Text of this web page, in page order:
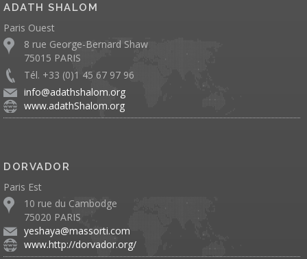
ADATH SHALOM
Paris Ouest
8 rue George-Bernard Shaw
75015 PARIS
Tél. +33 (0)1 45 67 97 96
info@adathshalom.org
www.adathShalom.org
DORVADOR
Paris Est
10 rue du Cambodge
75020 PARIS
yeshaya@massorti.com
www.http://dorvador.org/